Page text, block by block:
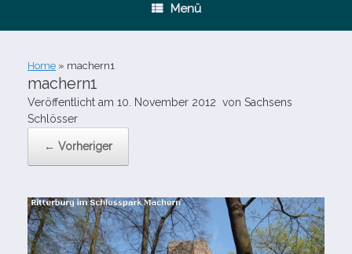
Menü
Home » machern1
machern1
Veröffentlicht am 10. November 2012 von Sachsens
Schlösser
← Vorheriger